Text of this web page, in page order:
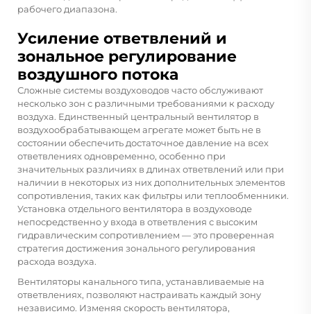
рабочего диапазона.
Усиление ответвлений и
зональное регулирование
воздушного потока
Сложные системы воздуховодов часто обслуживают
несколько зон с различными требованиями к расходу
воздуха. Единственный центральный вентилятор в
воздухообрабатывающем агрегате может быть не в
состоянии обеспечить достаточное давление на всех
ответвлениях одновременно, особенно при
значительных различиях в длинах ответвлений или при
наличии в некоторых из них дополнительных элементов
сопротивления, таких как фильтры или теплообменники.
Установка отдельного вентилятора в воздуховоде
непосредственно у входа в ответвления с высоким
гидравлическим сопротивлением — это проверенная
стратегия достижения зонального регулирования
расхода воздуха.
Вентиляторы канального типа, устанавливаемые на
ответвлениях, позволяют настраивать каждый зону
независимо. Изменяя скорость вентилятора,